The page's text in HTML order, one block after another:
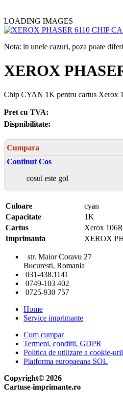
LOADING IMAGES
Nota: in unele cazuri, poza poate
XEROX
Chip CYAN 1K pentru cartus Xerox
Pret cu TVA:
Dispnibilitate:
Cumpara
Continut Cos
cosul este gol
Culoare
cyan
Capacitate
1K
Cartus
Xerox
Imprimanta
XEROX
str. Maior Coravu 27
Bucuresti, Romania
031-438.1141
0749-103 402
0725-930 757
Home
Service imprimante
Cum cumpar
Termeni, conditii, GDPR
Politica de utilizare a cookie-
Platforma europaeana SOL
Copyright© 2026
Cartuse-imprimante.ro